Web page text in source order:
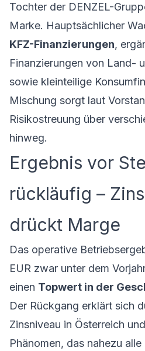
Tochter der DENZEL-
Marke. Hauptsächlicher
KFZ-Finanzierungen,
Finanzierungen von Land-
sowie kleinteilige
Mischung sorgt laut
Risikostreuung über
hinweg.
Ergebnis vor
rückläufig –
drückt Marge
Das operative
EUR zwar unter dem
einen Topwert in der
Der Rückgang erklärt sich
Zinsniveau in Österreich
Phänomen, das nahezu